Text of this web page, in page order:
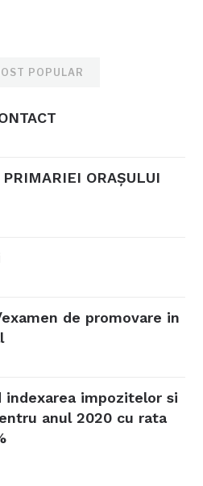
POPULAR
ORAŞULUI
de promovare in
indexarea impozitelor si
anul 2020 cu rata